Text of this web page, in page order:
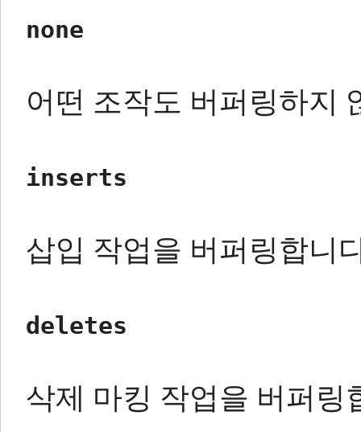
none
어떤 조작도 버퍼링하지
inserts
삽입 작업을 버퍼링합니
deletes
삭제 마킹 작업을 버퍼링